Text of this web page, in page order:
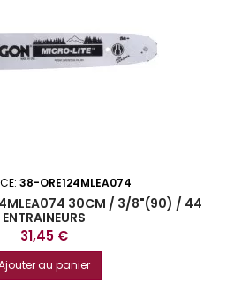
38-ORE124MLEA074
30CM / 3/8"(90) / 44
ENTRAINEURS
Prix
31,45 €
au panier